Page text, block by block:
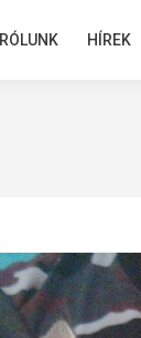
RÓLUNK HÍREK
RÓLUNK HÍREK